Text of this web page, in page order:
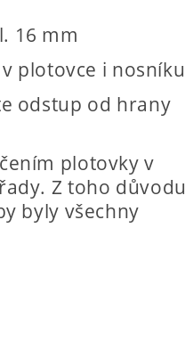
16 mm
v plotovce i nosníku
odstup od hrany
plotovky v
Z toho důvodu
byly všechny